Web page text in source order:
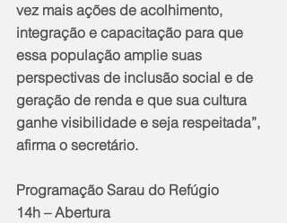
vez mais ações de acolhimento,
integração e capacitação para que
essa população amplie suas
perspectivas de inclusão social e de
geração de renda e que sua cultura
ganhe visibilidade e seja respeitada”,
afirma o secretário.
Programação Sarau do Refúgio
14h – Abertura